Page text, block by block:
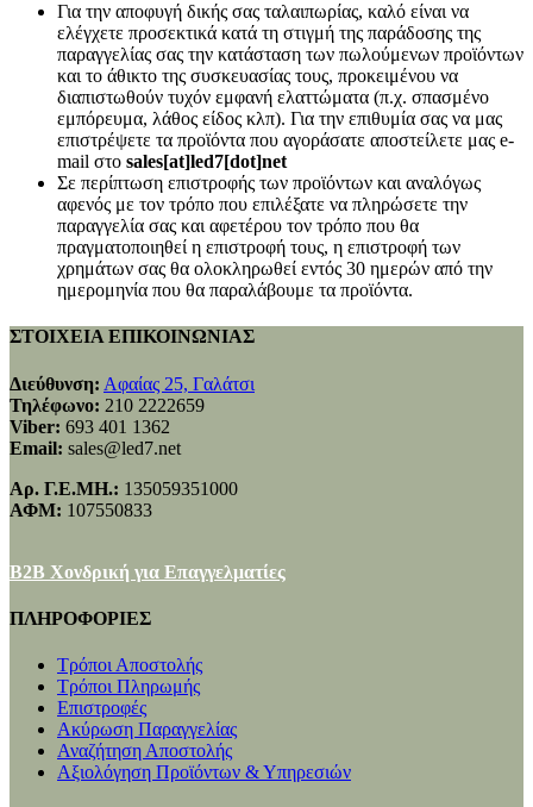
Για την αποφυγή δικής σας ταλαιπωρίας, καλό είναι να
ελέγχετε προσεκτικά κατά τη στιγμή της παράδοσης της
παραγγελίας σας την κατάσταση των πωλούμενων προϊόντων
και το άθικτο της συσκευασίας τους, προκειμένου να
διαπιστωθούν τυχόν εμφανή ελαττώματα (π.χ. σπασμένο
εμπόρευμα, λάθος είδος κλπ). Για την επιθυμία σας να μας
επιστρέψετε τα προϊόντα που αγοράσατε αποστείλετε μας e-
mail στο sales[at]led7[dot]net
Σε περίπτωση επιστροφής των προϊόντων και αναλόγως
αφενός με τον τρόπο που επιλέξατε να πληρώσετε την
παραγγελία σας και αφετέρου τον τρόπο που θα
πραγματοποιηθεί η επιστροφή τους, η επιστροφή των
χρημάτων σας θα ολοκληρωθεί εντός 30 ημερών από την
ημερομηνία που θα παραλάβουμε τα προϊόντα.
ΣΤΟΙΧΕΙΑ ΕΠΙΚΟΙΝΩΝΙΑΣ
Διεύθυνση: Αφαίας 25, Γαλάτσι
Τηλέφωνο: 210 2222659
Viber: 693 401 1362
Email: sales@led7.net
Αρ. Γ.Ε.ΜΗ.: 135059351000
ΑΦΜ: 107550833
B2B Χονδρική για Επαγγελματίες
ΠΛΗΡΟΦΟΡΙΕΣ
Τρόποι Αποστολής
Τρόποι Πληρωμής
Επιστροφές
Ακύρωση Παραγγελίας
Αναζήτηση Αποστολής
Αξιολόγηση Προϊόντων & Υπηρεσιών